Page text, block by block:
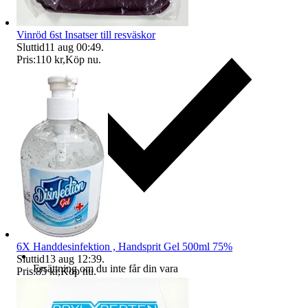
Ersättning om du inte får din vara
Vinröd 6st Insatser till resväskor
Sluttid11 aug 00:49.
Pris:110 kr,Köp nu.
6X Handdesinfektion , Handsprit Gel 500ml 75%
Sluttid13 aug 12:39.
Pris:85 kr,Köp nu.